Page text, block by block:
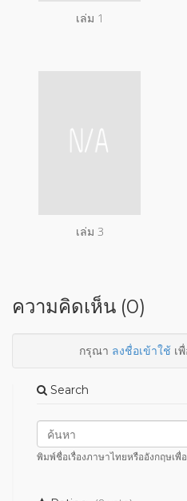
เล่ม 1
เล่ม 3
ความคิดเห็น (0)
กรุณา ลงชื่อเข้าใช้เพื่
Search
พิมพ์ชื่อเรื่องภาษาไทยหรืออังกฤษเพื่